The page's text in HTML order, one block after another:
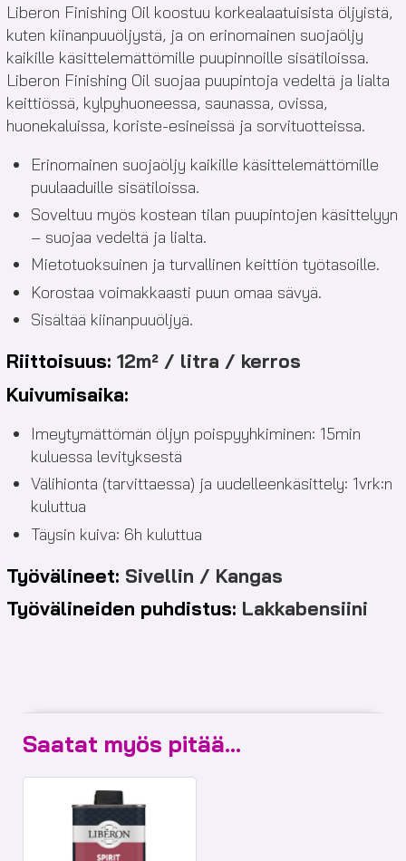
Liberon Finishing Oil koostuu korkealaatuisista öljyistä,
kuten kiinanpuuöljystä, ja on erinomainen suojaöljy
kaikille käsittelemättömille puupinnoille sisätiloissa.
Liberon Finishing Oil suojaa puupintoja vedeltä ja lialta
keittiössä, kylpyhuoneessa, saunassa, ovissa,
huonekaluissa, koriste-esineissä ja sorvituotteissa.
Erinomainen suojaöljy kaikille käsittelemättömille
puulaaduille sisätiloissa.
Soveltuu myös kostean tilan puupintojen käsittelyyn
– suojaa vedeltä ja lialta.
Mietotuoksuinen ja turvallinen keittiön työtasoille.
Korostaa voimakkaasti puun omaa sävyä.
Sisältää kiinanpuuöljyä.
Riittoisuus:12m² / litra / kerros
Kuivumisaika:
Imeytymättömän öljyn poispyyhkiminen: 15min
kuluessa levityksestä
Välihionta (tarvittaessa) ja uudelleenkäsittely: 1vrk:n
kuluttua
Täysin kuiva: 6h kuluttua
Työvälineet: Sivellin / Kangas
Työvälineiden puhdistus: Lakkabensiini
Saatat myös pitää...